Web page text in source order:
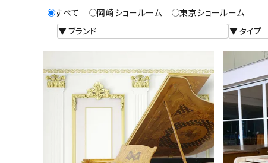
すべて 岡崎ショールーム 東京ショールーム